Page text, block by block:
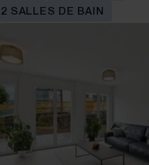
2 SALLES DE BAIN